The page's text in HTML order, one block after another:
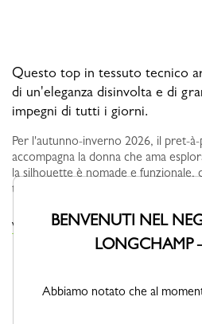
Questo top in tessuto tecnico
di un'eleganza disinvolta e di
impegni di tutti i giorni.
Per l'autunno-inverno 2026, il pret-
accompagna la donna che ama
la silhouette è nomade e funzionale,
tonalità monoc...
VISUALIZZA LA COLLEZIONE
BENVENUTI NEL
LONGCHAMP
Abbiamo notato che al